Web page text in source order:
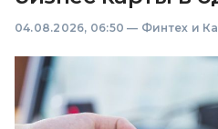
04.08.2026, 06:50 — Финтех и